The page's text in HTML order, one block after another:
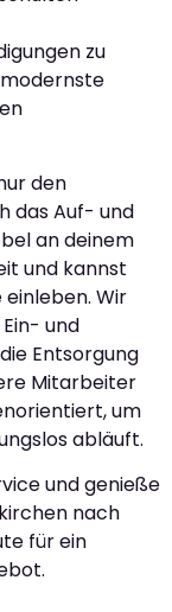
zu
den
das Auf- und
an deinem
und kannst
einleben. Wir
und
Entsorgung
Mitarbeiter
um
abläuft.
und genieße
nach
für ein